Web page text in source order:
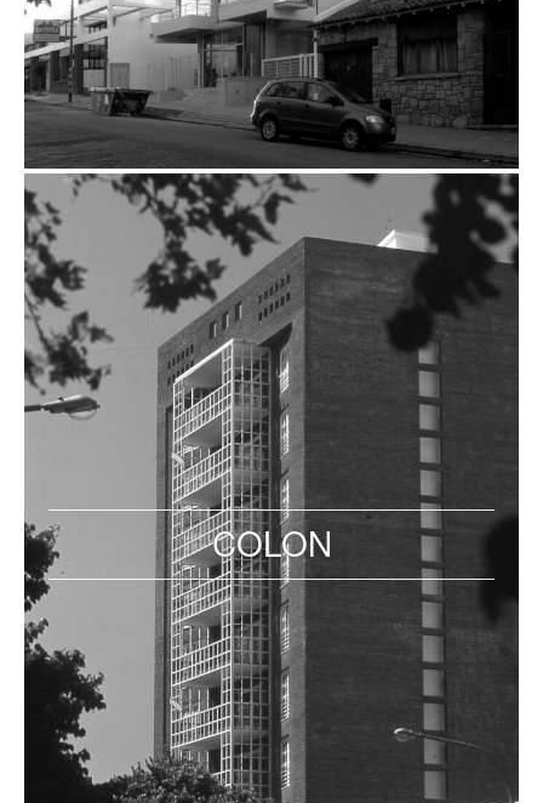
COLON